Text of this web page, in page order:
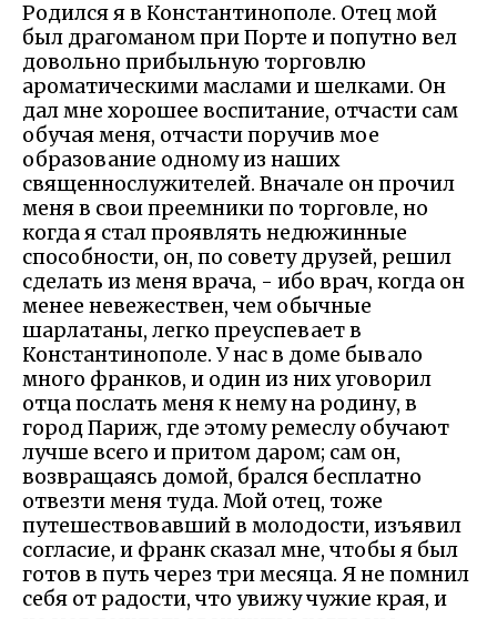
Родился я в Константинополе. Отец мой
был драгоманом при Порте и попутно вел
довольно прибыльную торговлю
ароматическими маслами и шелками. Он
дал мне хорошее воспитание, отчасти сам
обучая меня, отчасти поручив мое
образование одному из наших
священнослужителей. Вначале он прочил
меня в свои преемники по торговле, но
когда я стал проявлять недюжинные
способности, он, по совету друзей, решил
сделать из меня врача, - ибо врач, когда он
менее невежествен, чем обычные
шарлатаны, легко преуспевает в
Константинополе. У нас в доме бывало
много франков, и один из них уговорил
отца послать меня к нему на родину, в
город Париж, где этому ремеслу обучают
лучше всего и притом даром; сам он,
возвращаясь домой, брался бесплатно
отвезти меня туда. Мой отец, тоже
путешествовавший в молодости, изъявил
согласие, и франк сказал мне, чтобы я был
готов в путь через три месяца. Я не помнил
себя от радости, что увижу чужие края, и